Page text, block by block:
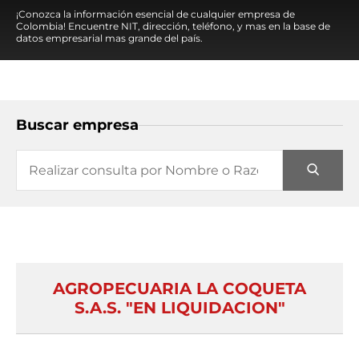
¡Conozca la información esencial de cualquier empresa de
Colombia! Encuentre NIT, dirección, teléfono, y mas en la base de
datos empresarial mas grande del país.
Buscar empresa
AGROPECUARIA LA COQUETA
S.A.S. "EN LIQUIDACION"